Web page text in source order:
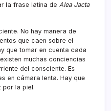
la frase latina de Alea Jacta
No hay manera de
que caen sobre el
que tomar en cuenta cada
muchas conciencias
del consciente. Es
en cámara lenta. Hay que
por la piel.